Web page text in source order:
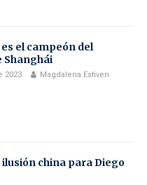
el campeón del
Shanghái
2023 Magdalena Estiven
china para Diego